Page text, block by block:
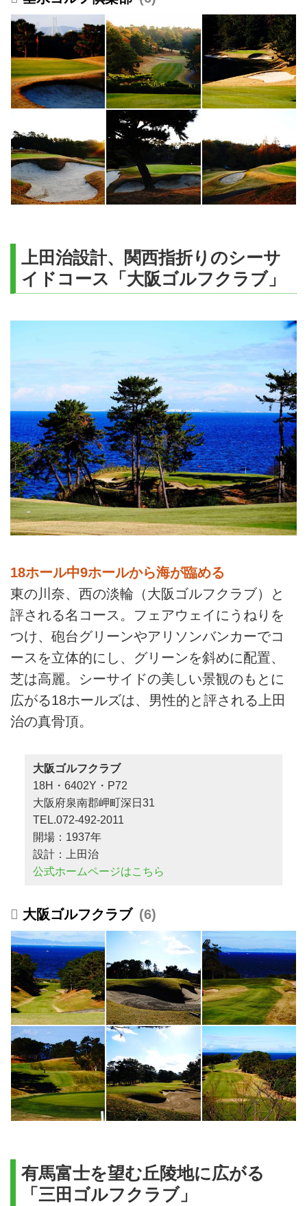
上田治設計、関西指折りのシーサ
イドコース「大阪ゴルフクラブ」
18ホール中9ホールから海が臨める
東の川奈、西の淡輪（大阪ゴルフクラブ）と
評される名コース。フェアウェイにうねりを
つけ、砲台グリーンやアリソンバンカーでコ
ースを立体的にし、グリーンを斜めに配置、
芝は高麗。シーサイドの美しい景観のもとに
広がる18ホールズは、男性的と評される上田
治の真骨頂。
大阪ゴルフクラブ
18H・6402Y・P72
大阪府泉南郡岬町深日31
TEL.072-492-2011
開場：1937年
設計：上田治
公式ホームページはこちら
大阪ゴルフクラブ 6
有馬富士を望む丘陵地に広がる
「三田ゴルフクラブ」